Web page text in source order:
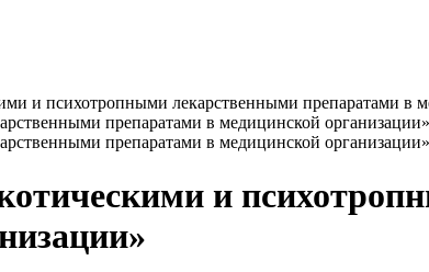
и психотропными лекарственными препаратами в
и